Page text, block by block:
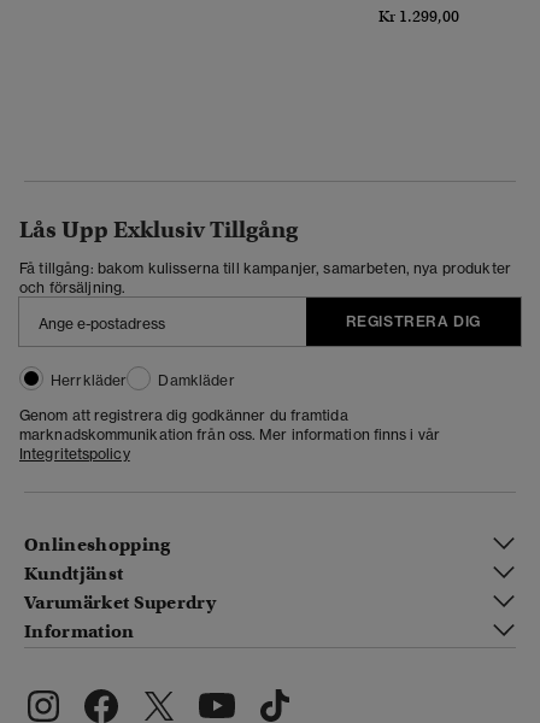
Kr 1.299,00
Lås Upp Exklusiv Tillgång
Få tillgång: bakom kulisserna till kampanjer, samarbeten, nya produkter
och försäljning.
REGISTRERA DIG
Herrkläder
Damkläder
Genom att registrera dig godkänner du framtida
marknadskommunikation från oss. Mer information finns i vår
Integritetspolicy
Onlineshopping
Kundtjänst
Varumärket Superdry
Information